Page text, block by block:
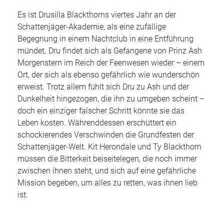
Es ist Drusilla Blackthorns viertes Jahr an der
Schattenjäger-Akademie, als eine zufällige
Begegnung in einem Nachtclub in eine Entführung
mündet. Dru findet sich als Gefangene von Prinz Ash
Morgenstern im Reich der Feenwesen wieder – einem
Ort, der sich als ebenso gefährlich wie wunderschön
erweist. Trotz allem fühlt sich Dru zu Ash und der
Dunkelheit hingezogen, die ihn zu umgeben scheint –
doch ein einziger falscher Schritt könnte sie das
Leben kosten. Währenddessen erschüttert ein
schockierendes Verschwinden die Grundfesten der
Schattenjäger-Welt. Kit Herondale und Ty Blackthorn
müssen die Bitterkeit beiseitelegen, die noch immer
zwischen ihnen steht, und sich auf eine gefährliche
Mission begeben, um alles zu retten, was ihnen lieb
ist.